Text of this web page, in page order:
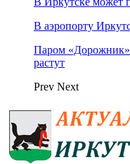
В аэропорту
Паром «Дорожник»
растут
Prev Next